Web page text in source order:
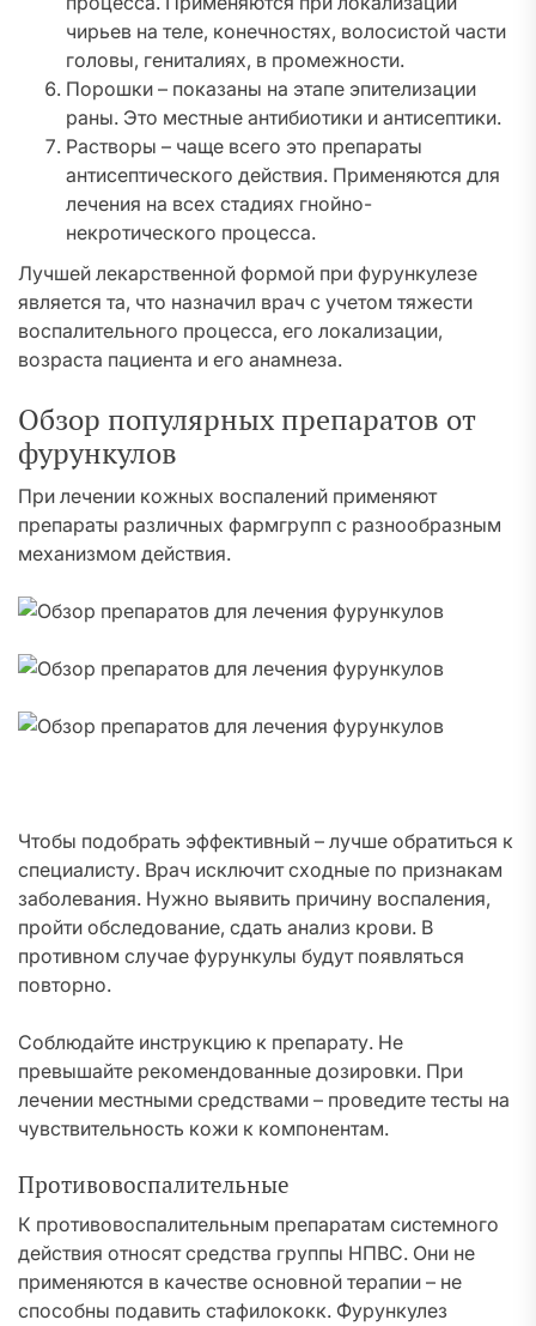
чирьев на теле, конечностях, волосистой части
головы, гениталиях, в промежности.
Порошки – показаны на этапе эпителизации
раны. Это местные антибиотики и антисептики.
Растворы – чаще всего это препараты
антисептического действия. Применяются для
лечения на всех стадиях гнойно-
некротического процесса.
Лучшей лекарственной формой при фурункулезе
является та, что назначил врач с учетом тяжести
воспалительного процесса, его локализации,
возраста пациента и его анамнеза.
Обзор популярных препаратов от
фурункулов
При лечении кожных воспалений применяют
препараты различных фармгрупп с разнообразным
механизмом действия.
Чтобы подобрать эффективный – лучше обратиться к
специалисту. Врач исключит сходные по признакам
заболевания. Нужно выявить причину воспаления,
пройти обследование, сдать анализ крови. В
противном случае фурункулы будут появляться
повторно.
Соблюдайте инструкцию к препарату. Не
превышайте рекомендованные дозировки. При
лечении местными средствами – проведите тесты на
чувствительность кожи к компонентам.
Противовоспалительные
К противовоспалительным препаратам системного
действия относят средства группы НПВС. Они не
применяются в качестве основной терапии – не
способны подавить стафилококк. Фурункулез